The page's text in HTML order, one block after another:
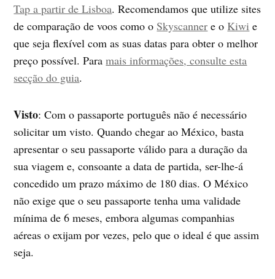
Tap a partir de Lisboa. Recomendamos que utilize sites
de comparação de voos como o Skyscanner e o Kiwi e
que seja flexível com as suas datas para obter o melhor
preço possível. Paramais informações, consulte esta
secção do guia.
Visto: Com o passaporte português não é necessário
solicitar um visto. Quando chegar ao México, basta
apresentar o seu passaporte válido para a duração da
sua viagem e, consoante a data de partida, ser-lhe-á
concedido um prazo máximo de 180 dias. O México
não exige que o seu passaporte tenha uma validade
mínima de 6 meses, embora algumas companhias
aéreas o exijam por vezes, pelo que o ideal é que assim
seja.